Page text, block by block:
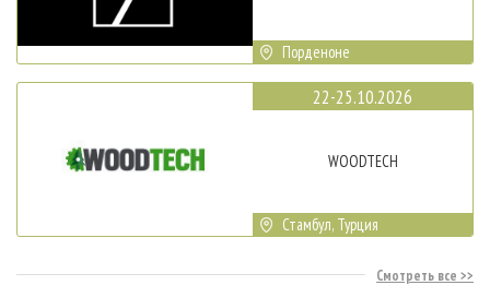
Порденоне
22-25.10.2026
WOODTECH
Стамбул, Турция
Смотреть все